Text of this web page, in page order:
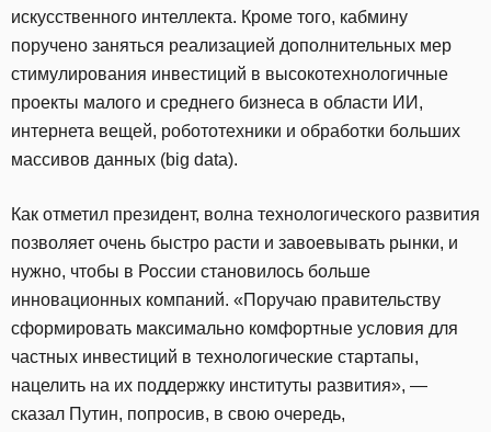
искусственного интеллекта. Кроме того, кабмину
поручено заняться реализацией дополнительных мер
стимулирования инвестиций в высокотехнологичные
проекты малого и среднего бизнеса в области ИИ,
интернета вещей, робототехники и обработки больших
массивов данных (big data).
Как отметил президент, волна технологического развития
позволяет очень быстро расти и завоевывать рынки, и
нужно, чтобы в России становилось больше
инновационных компаний. «Поручаю правительству
сформировать максимально комфортные условия для
частных инвестиций в технологические стартапы,
нацелить на их поддержку институты развития», —
сказал Путин, попросив, в свою очередь,